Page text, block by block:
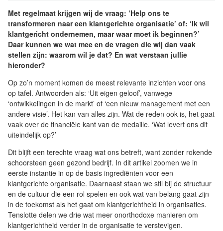
Met regelmaat krijgen wij de vraag: ‘Help ons te
transformeren naar een klantgerichte organisatie’ of: ‘Ik wil
klantgericht ondernemen, maar waar moet ik beginnen?’
Daar kunnen we wat mee en de vragen die wij dan vaak
stellen zijn: waarom wil je dat? En wat verstaan jullie
hieronder?
Op zo’n moment komen de meest relevante inzichten voor ons
op tafel. Antwoorden als: ‘Uit eigen geloof’, vanwege
‘ontwikkelingen in de markt’ of ‘een nieuw management met een
andere visie’. Het kan van alles zijn. Wat de reden ook is, het gaat
vaak over de financiële kant van de medaille. ‘Wat levert ons dit
uiteindelijk op?’
Dit blijft een terechte vraag wat ons betreft, want zonder rokende
schoorsteen geen gezond bedrijf. In dit artikel zoomen we in
eerste instantie in op de basis ingrediënten voor een
klantgerichte organisatie. Daarnaast staan we stil bij de structuur
en de cultuur die een rol spelen en ook wat van belang gaat zijn
in de toekomst als het gaat om klantgerichtheid in organisaties.
Tenslotte delen we drie wat meer onorthodoxe manieren om
klantgerichtheid verder in de organisatie te verstevigen.